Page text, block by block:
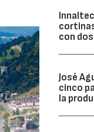
con
José
cinco
la